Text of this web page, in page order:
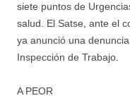
siete puntos de
salud. El Satse, ante el
ya anunció una
Inspección de Trabajo.
A PEOR